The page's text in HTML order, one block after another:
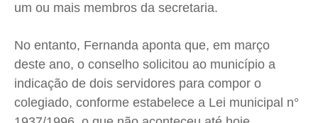
um ou mais membros da secretaria.
No entanto, Fernanda aponta que, em março
deste ano, o conselho solicitou ao município a
indicação de dois servidores para compor o
colegiado, conforme estabelece a Lei municipal n°